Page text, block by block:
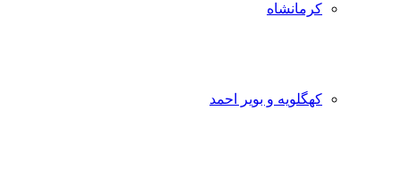
کرمانشاه
کهگلویه و بویر احمد